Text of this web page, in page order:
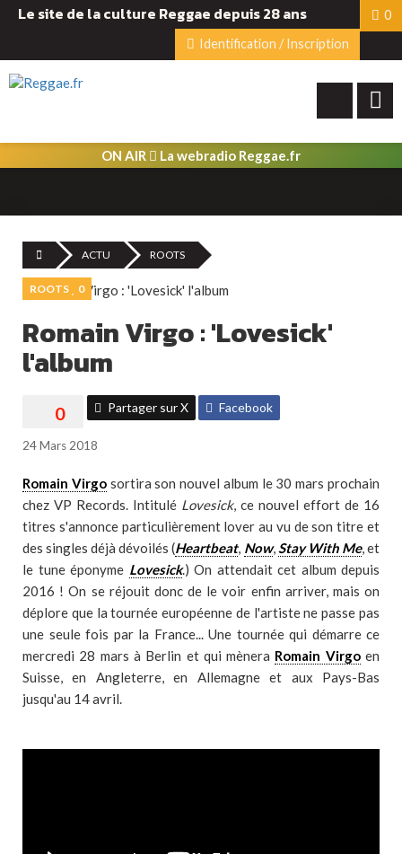
Le site de la culture Reggae depuis 28 ans
0
Identification / Inscription
ON AIR La webradio Reggae.fr
ACTU ROOTS
ROOTS 0
Romain Virgo : 'Lovesick'
l'album
Partager sur X Facebook
24 Mars 2018
Romain Virgosortira son nouvel album le 30 mars prochain
chez VP Records. Intitulé Lovesick, ce nouvel effort de 16
titres s'annonce particulièrement lover au vu de son titre et
des singles déjà dévoilés (Heartbeat, Now,Stay With Me, et
le tune éponyme Lovesick.) On attendait cet album depuis
2016 ! On se réjouit donc de le voir enfin arriver, mais on
déplore que la tournée européenne de l'artiste ne passe pas
une seule fois par la France... Une tournée qui démarre ce
mercredi 28 mars à Berlin et qui mènera Romain Virgoen
Suisse, en Angleterre, en Allemagne et aux Pays-Bas
jusqu'au 14 avril.